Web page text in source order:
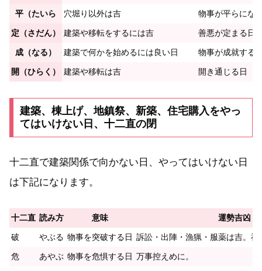
平（たいら 穴堀り以外は吉 物事が平らにな
定（さだん） 建築や移転をするには吉 善悪が定まる日
成（なる） 建築で何かを始めるには良い日 物事が成就する
開（ひらく） 建築や移転は吉 開き通じる日
建築、棟上げ、地鎮祭、新築、住宅購入をやっ
てはいけない日、十二直の閉
十二直で建築関係で向かない日、やってはいけない日
は下記になります。
十二直 読み方 意味 運勢吉凶
破 やぶる 物事を突破する日 訴訟・出陣・漁猟・服薬は吉。
危 あやぶ 物事を危惧する日 万事控えめに。